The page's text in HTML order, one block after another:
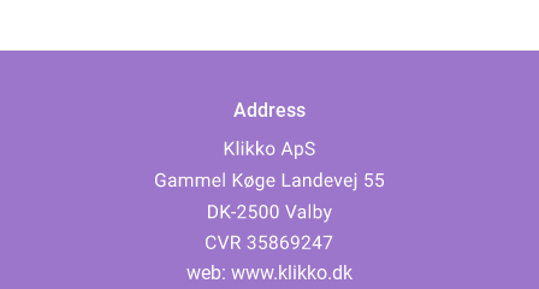
Address
web: www.klikko.dk